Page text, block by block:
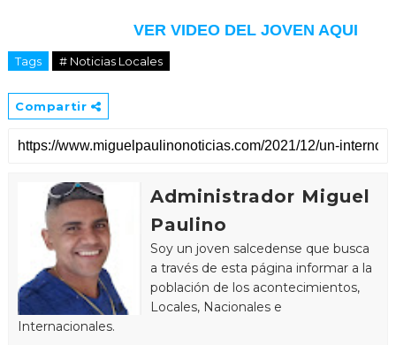
VER VIDEO DEL JOVEN AQUI
Tags # Noticias Locales
Compartir
Administrador Miguel
Paulino
Soy un joven salcedense que busca
a través de esta página informar a la
población de los acontecimientos,
Locales, Nacionales e
Internacionales.